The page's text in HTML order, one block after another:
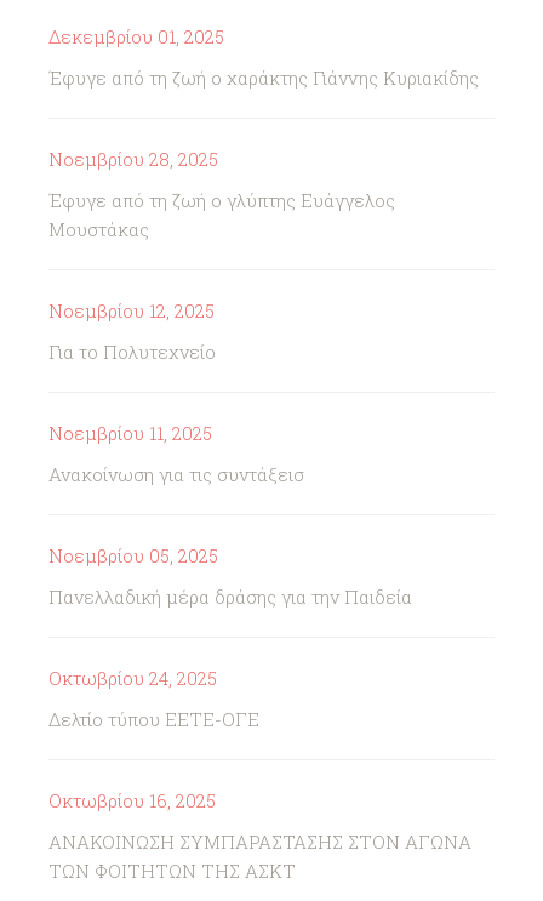
Δεκεμβρίου 01, 2025
Έφυγε από τη ζωή ο χαράκτης Γιάννης Κυριακίδης
Νοεμβρίου 28, 2025
Έφυγε από τη ζωή ο γλύπτης Ευάγγελος
Μουστάκας
Νοεμβρίου 12, 2025
Για το Πολυτεχνείο
Νοεμβρίου 11, 2025
Ανακοίνωση για τις συντάξεισ
Νοεμβρίου 05, 2025
Πανελλαδική μέρα δράσης για την Παιδεία
Οκτωβρίου 24, 2025
Δελτίο τύπου ΕΕΤΕ-ΟΓΕ
Οκτωβρίου 16, 2025
ΑΝΑΚΟΙΝΩΣΗ ΣΥΜΠΑΡΑΣΤΑΣΗΣ ΣΤΟΝ ΑΓΩΝΑ
ΤΩΝ ΦΟΙΤΗΤΩΝ ΤΗΣ ΑΣΚΤ